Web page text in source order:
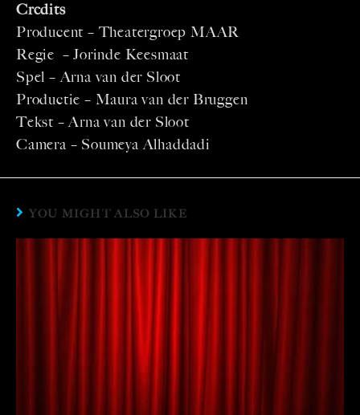
Credits
Producent – Theatergroep MAAR
Regie – Jorinde Keesmaat
Spel – Arna van der Sloot
Productie – Maura van der Bruggen
Tekst – Arna van der Sloot
Camera – Soumeya Alhaddadi
YOU MIGHT ALSO LIKE